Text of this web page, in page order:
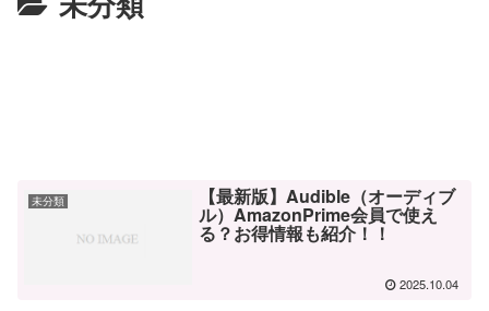
未分類 【最新版】Audible（オーディブ
ル）AmazonPrime会員で使え
る？お得情報も紹介！！
2025.10.04